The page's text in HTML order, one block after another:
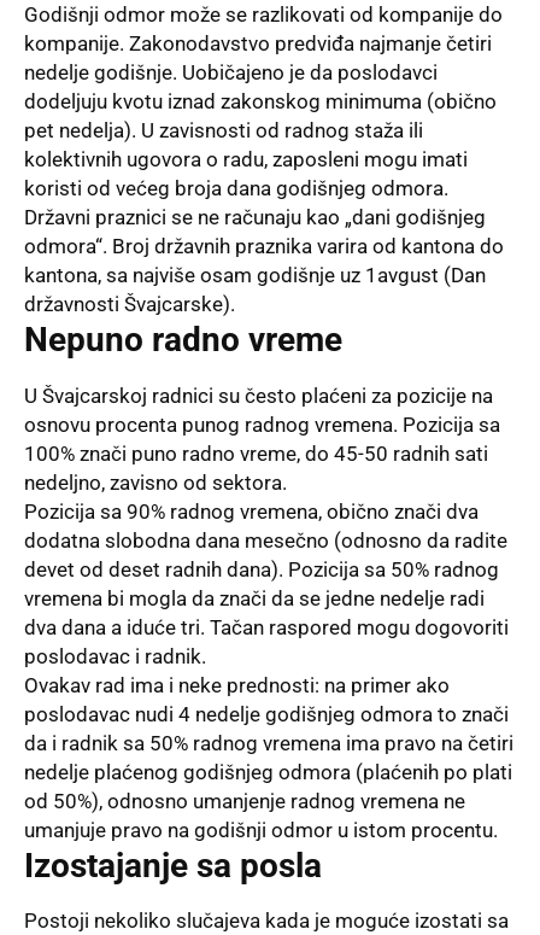
Godišnji odmor može se razlikovati od kompanije do
kompanije. Zakonodavstvo predviđa najmanje četiri
nedelje godišnje. Uobičajeno je da poslodavci
dodeljuju kvotu iznad zakonskog minimuma (obično
pet nedelja). U zavisnosti od radnog staža ili
kolektivnih ugovora o radu, zaposleni mogu imati
koristi od većeg broja dana godišnjeg odmora.
Državni praznici se ne računaju kao „dani godišnjeg
odmora“. Broj državnih praznika varira od kantona do
kantona, sa najviše osam godišnje uz 1avgust (Dan
državnosti Švajcarske).
Nepuno radno vreme
U Švajcarskoj radnici su često plaćeni za pozicije na
osnovu procenta punog radnog vremena. Pozicija sa
100% znači puno radno vreme, do 45-50 radnih sati
nedeljno, zavisno od sektora.
Pozicija sa 90% radnog vremena, obično znači dva
dodatna slobodna dana mesečno (odnosno da radite
devet od deset radnih dana). Pozicija sa 50% radnog
vremena bi mogla da znači da se jedne nedelje radi
dva dana a iduće tri. Tačan raspored mogu dogovoriti
poslodavac i radnik.
Ovakav rad ima i neke prednosti: na primer ako
poslodavac nudi 4 nedelje godišnjeg odmora to znači
da i radnik sa 50% radnog vremena ima pravo na četiri
nedelje plaćenog godišnjeg odmora (plaćenih po plati
od 50%), odnosno umanjenje radnog vremena ne
umanjuje pravo na godišnji odmor u istom procentu.
Izostajanje sa posla
Postoji nekoliko slučajeva kada je moguće izostati sa